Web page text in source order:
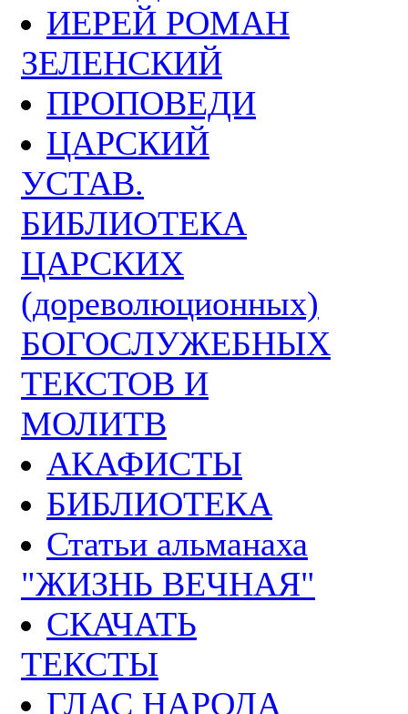
ИЕРЕЙ РОМАН
ЗЕЛЕНСКИЙ
ПРОПОВЕДИ
ЦАРСКИЙ
УСТАВ.
БИБЛИОТЕКА
ЦАРСКИХ
(дореволюционных)
БОГОСЛУЖЕБНЫХ
ТЕКСТОВ И
МОЛИТВ
АКАФИСТЫ
БИБЛИОТЕКА
Статьи альманаха
"ЖИЗНЬ ВЕЧНАЯ"
СКАЧАТЬ
ТЕКСТЫ
ГЛАС НАРОДА